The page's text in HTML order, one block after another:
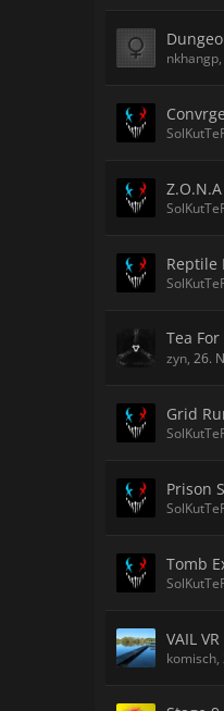
nkhangp,
Reptile
Tea
zyn, 26.
Grid
Prison
Tomb
VAIL VR
komisch,